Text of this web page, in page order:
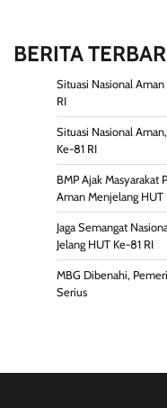
BERITA
Situasi Nasional Aman
RI
Situasi Nasional
Ke-81 RI
BMP Ajak Masyarakat
Aman Menjelang HUT
Jaga Semangat
Jelang HUT Ke-81 RI
MBG Dibenahi,
Serius